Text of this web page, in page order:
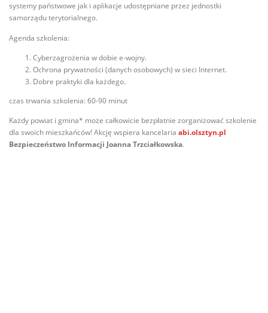
systemy państwowe jak i aplikacje udostępniane przez jednostki
samorządu terytorialnego.
Agenda szkolenia:
Cyberzagrożenia w dobie e-wojny.
Ochrona prywatności (danych osobowych) w sieci Internet.
Dobre praktyki dla każdego.
czas trwania szkolenia: 60-90 minut
Każdy powiat i gmina* może całkowicie bezpłatnie zorganizować szkolenie
dla swoich mieszkańców! Akcję wspiera kancelaria abi.olsztyn.pl
Bezpieczeństwo Informacji Joanna Trzciałkowska.